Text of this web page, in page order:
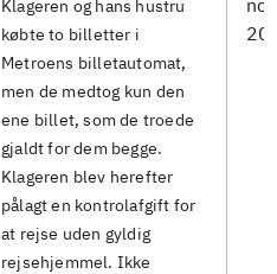
Klageren og hans hustru
købte to billetter i
Metroens billetautomat,
men de medtog kun den
ene billet, som de troede
gjaldt for dem begge.
Klageren blev herefter
pålagt en kontrolafgift for
at rejse uden gyldig
rejsehjemmel. Ikke